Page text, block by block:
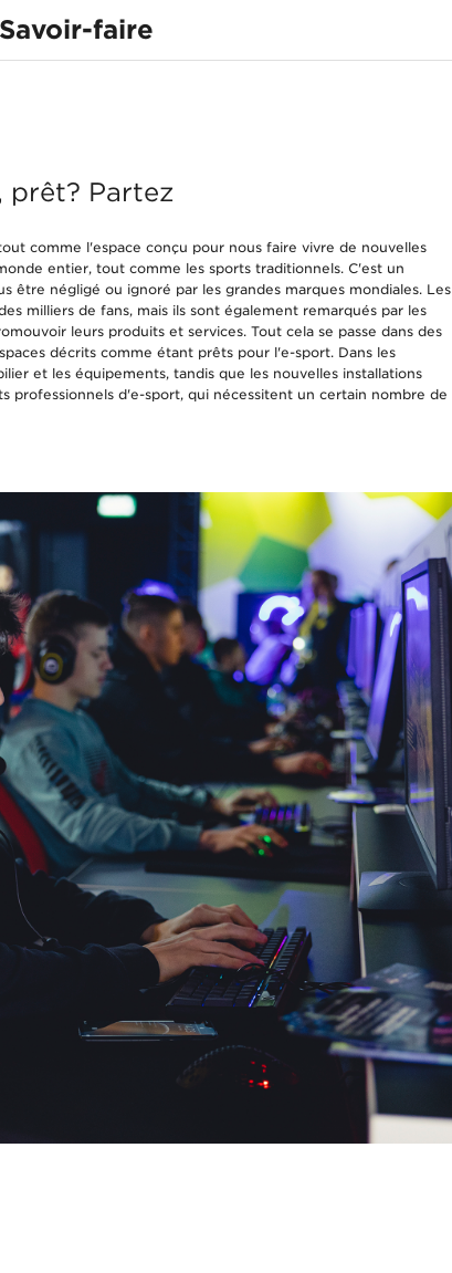
Savoir-fairechaise créée
prêt? Partez
comme l'espace conçu pour nous faire vivre de nouvelles
entier, tout comme les sports traditionnels. C'est un
être négligé ou ignoré par les grandes marques mondiales. Les
milliers de fans, mais ils sont également remarqués par les
leurs produits et services. Tout cela se passe dans des
décrits comme étant prêts pour l'e-sport. Dans les
et les équipements, tandis que les nouvelles installations
professionnels d'e-sport, qui nécessitent un certain nombre de